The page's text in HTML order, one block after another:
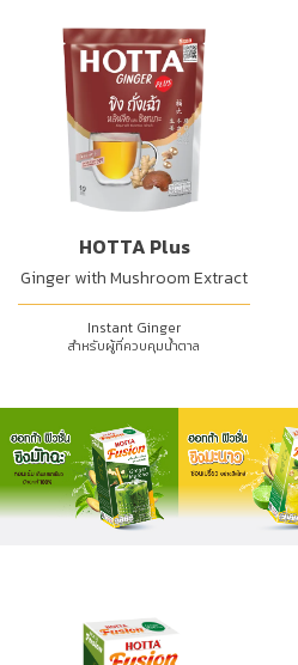
HOTTA Plus
Ginger with Mushroom Extract
Instant Ginger
สำหรับผู้ที่ควบคุมน้ำตาล